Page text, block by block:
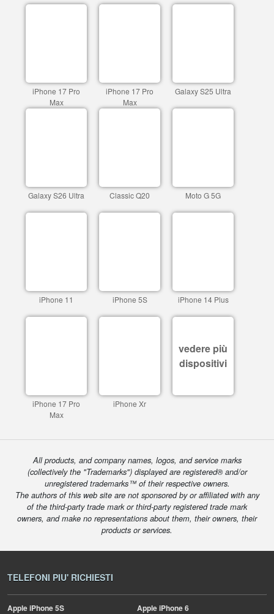
iPhone 17 Pro
Max
iPhone 17 Pro
Max
Galaxy S25 Ultra
Galaxy S26 Ultra Classic Q20 Moto G 5G
iPhone 11 iPhone 5S iPhone 14 Plus
iPhone 17 Pro
Max
iPhone Xr
vedere più
dispositivi
All products, and company names, logos, and service marks
(collectively the "Trademarks") displayed are registered® and/or
unregistered trademarks™ of their respective owners.
The authors of this web site are not sponsored by or affiliated with any
of the third-party trade mark or third-party registered trade mark
owners, and make no representations about them, their owners, their
products or services.
TELEFONI PIU' RICHIESTI
AppleiPhone 5S AppleiPhone 6